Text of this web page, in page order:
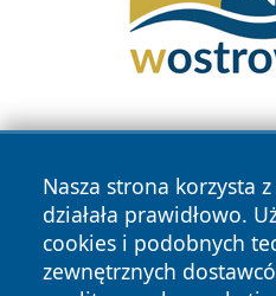
Nasza strona korzysta
działała prawidłowo.
cookies i podobnych
zewnętrznych
Copyright © 2026